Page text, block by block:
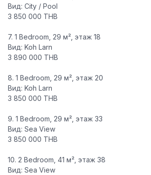
Вид: City / Pool
3 850 000 THB
7. 1 Bedroom , 29 м², этаж 18
Вид: Koh Larn
3 890 000 THB
8. 1 Bedroom , 29 м², этаж 20
Вид: Koh Larn
3 850 000 THB
9. 1 Bedroom , 29 м², этаж 33
Вид: Sea View
3 850 000 THB
10. 2 Bedroom , 41 м², этаж 38
Вид: Sea View